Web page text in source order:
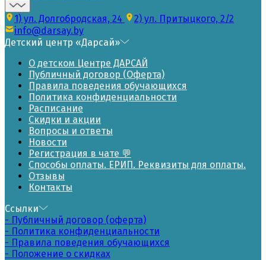
1) ул. Долгобродская, 24
2) ул. Притыцкого, 2/2
info@darsay.by
Детский центр «Дарсай»
О детском Центре ДАРСАЙ
Публичный договор (Оферта)
Правила поведения обучающихся
Политика конфиденциальности
Расписание
Скидки и акции
Вопросы и ответы
Новости
Регистрация в чате 💬
Способы оплаты. ЕРИП. Реквизиты для оплаты.
Отзывы
Контакты
Ссылки
- Публичный договор (оферта)
- Политика конфиденциальности
- Правила поведения обучающихся
- Положение о скидках